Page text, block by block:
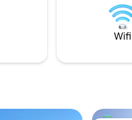
barbecue, groot
met filtratie,
Het hele
zijn
het
IG
Wifi